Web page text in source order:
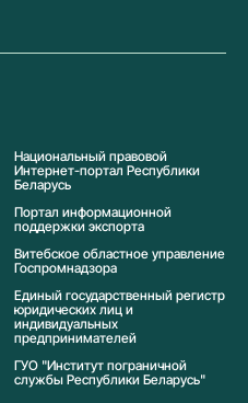
Национальный правовой
Интернет-портал Республики
Беларусь
Портал информационной
поддержки экспорта
Витебское областное управление
Госпромнадзора
Единый государственный регистр
юридических лиц и
индивидуальных
предпринимателей
ГУО "Институт пограничной
службы Республики Беларусь"